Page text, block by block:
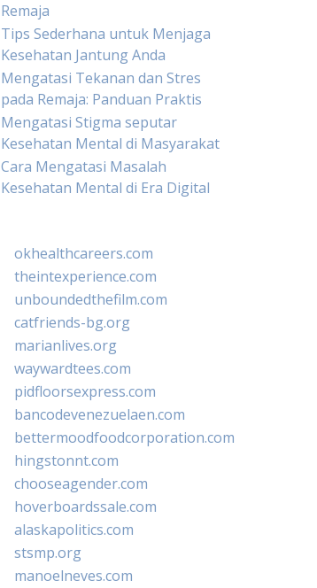
Remaja
Tips Sederhana untuk Menjaga
Kesehatan Jantung Anda
Mengatasi Tekanan dan Stres
pada Remaja: Panduan Praktis
Mengatasi Stigma seputar
Kesehatan Mental di Masyarakat
Cara Mengatasi Masalah
Kesehatan Mental di Era Digital
okhealthcareers.com
theintexperience.com
unboundedthefilm.com
catfriends-bg.org
marianlives.org
waywardtees.com
pidfloorsexpress.com
bancodevenezuelaen.com
bettermoodfoodcorporation.com
hingstonnt.com
chooseagender.com
hoverboardssale.com
alaskapolitics.com
stsmp.org
manoelneves.com